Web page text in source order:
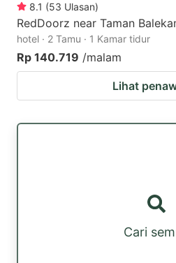
8.1 (53 Ulasan)
RedDoorz near Taman
hotel · 2 Tamu · 1 Kamar tidur
Rp 140.719 /malam
Lihat
Cari